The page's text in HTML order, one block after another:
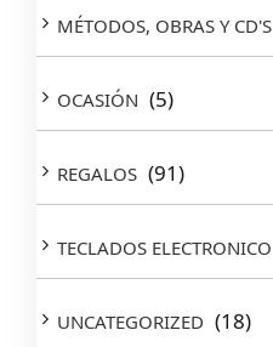
MÉTODOS, OBRAS Y CD'S
OCASIÓN (5)
REGALOS (91)
TECLADOS ELECTRONICO
UNCATEGORIZED (18)